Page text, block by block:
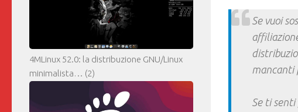
Se vuoi
mancanti
Se ti senti
4MLinux 52.0: la distribuzione GNU/Linux
minimalista… (2)